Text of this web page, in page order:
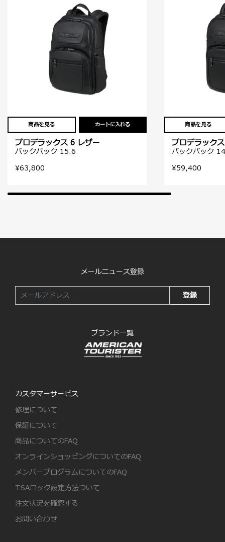
商品を見る カートに入れる
プロデラックス 6 レザー
バックパック 15.6
¥63,800
商品を見る
プロデラック
バックパック
¥59,400
メールニュース登録
登録
ブランド一覧
カスタマーサービス
修理について
保証について
商品についてのFAQ
オンラインショッピングについてのFAQ
メンバープログラムについてのFAQ
TSAロック設定方法ついて
注文状況を確認する
お問い合わせ